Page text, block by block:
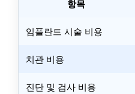
항목
임플란트 시술 비용
치관 비용
진단 및 검사 비용